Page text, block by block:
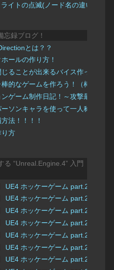
ライトの点滅(ノード名の違い)
忘録ブログ！
とは？？
ールの作り方！
じることが出来るバイス作ってみた
棒的なゲームを作ろう！（棒じゃな
ンゲーム制作日記！～攻撃最中の即
ソンキャラを使って一人称視点で
法！！！！
り方
る “Unreal.Engine.4” 入門
UE4 ホッケーゲーム part.27 ゲ
UE4 ホッケーゲーム part.26 ゲ
UE4 ホッケーゲーム part.25 得点
UE4 ホッケーゲーム part.24 ゴ
UE4 ホッケーゲーム part.23 ゴ
UE4 ホッケーゲーム part.22 ゴ
UE4 ホッケーゲーム part.21 ゴ